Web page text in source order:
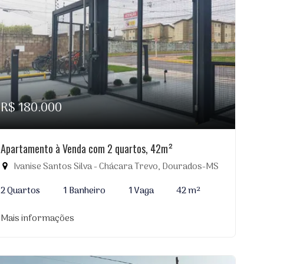
R$ 180.000
Apartamento à Venda com 2 quartos, 42m²
Ivanise Santos Silva - Chácara Trevo, Dourados-MS
2 Quartos
1 Banheiro 1 Vaga
42 m²
Mais informações